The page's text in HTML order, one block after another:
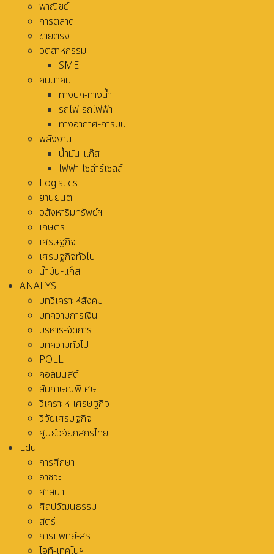
พาณิชย์
การตลาด
ขายตรง
อุตสาหกรรม
SME
คมนาคม
ทางบก-ทางน้ำ
รถไฟ-รถไฟฟ้า
ทางอากาศ-การบิน
พลังงาน
น้ำมัน-แก๊ส
ไฟฟ้า-โซล่าร์เซลล์
Logistics
ยานยนต์
อสังหาริมทรัพย์ฯ
เกษตร
เศรษฐกิจ
เศรษฐกิจทั่วไป
น้ำมัน-แก๊ส
ANALYS
บทวิเคราะห์สังคม
บทความการเงิน
บริหาร-จัดการ
บทความทั่วไป
POLL
คอลัมนิสต์
สัมภาษณ์พิเศษ
วิเคราะห์-เศรษฐกิจ
วิจัยเศรษฐกิจ
ศูนย์วิจัยกสิกรไทย
Edu
การศึกษา
อาชีวะ
ศาสนา
ศิลปวัฒนธรรม
สตรี
การแพทย์-สธ
ไอที-เทคโนฯ